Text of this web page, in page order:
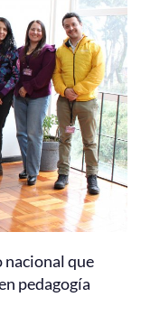
nacional que
pedagogía